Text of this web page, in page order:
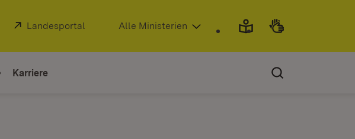
Extern:
Landesportal (Öffnet in neuem Fenster)
Alle Ministerien
Karriere